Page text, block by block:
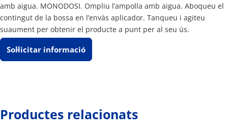
amb aigua. MONODOSI. Ompliu l’ampolla amb aigua. Aboqueu el
contingut de la bossa en l’envàs aplicador. Tanqueu i agiteu
suaument per obtenir el producte a punt per al seu ús.
Sol·licitar informació
Productes relacionats